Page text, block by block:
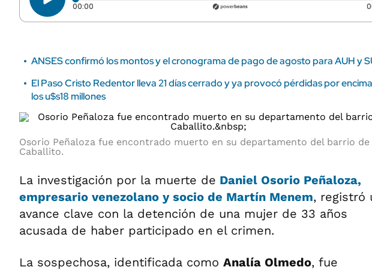
00:00 Tiempo transcurrido: 0 segundos
ANSES confirmó los montos y el cronograma de pago de agosto para AUH y
El Paso Cristo Redentor lleva 21 días cerrado y ya provocó pérdidas por
los u$s18 millones
Osorio Peñaloza fue encontrado muerto en su departamento del barrio de
Caballito.
La investigación por la muerte de Daniel Osorio Peñaloza,
empresario venezolano y socio de Martín Menem, registró
avance clave con la detención de una mujer de 33 años
acusada de haber participado en el crimen.
La sospechosa, identificada como Analía Olmedo, fue